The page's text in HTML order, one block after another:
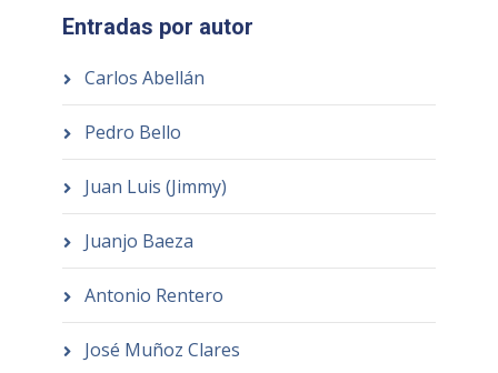
Entradas por autor
Carlos Abellán
Pedro Bello
Juan Luis (Jimmy)
Juanjo Baeza
Antonio Rentero
José Muñoz Clares